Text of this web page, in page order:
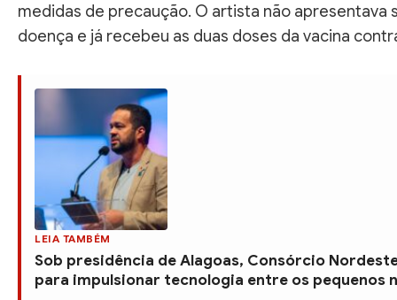
medidas de precaução. O artista não apresentava
doença e já recebeu as duas doses da vacina
LEIA TAMBÉM
Sob presidência de Alagoas, Consórcio
para impulsionar tecnologia entre os pequenos